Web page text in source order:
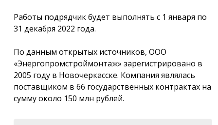
Работы подрядчик будет выполнять с 1 января по
31 декабря 2022 года.
По данным открытых источников, ООО
«Энергопромстроймонтаж» зарегистрировано в
2005 году в Новочеркасске. Компания являлась
поставщиком в 66 государственных контрактах на
сумму около 150 млн рублей.